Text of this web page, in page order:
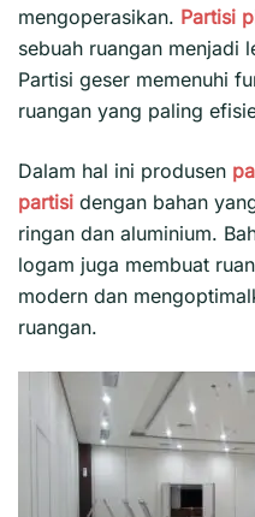
mengoperasikan. Partisi
sebuah ruangan menjadi
Partisi geser memenuhi
ruangan yang paling
Dalam hal ini produsen
partisi dengan bahan
ringan dan aluminium.
logam juga membuat
modern dan
ruangan.